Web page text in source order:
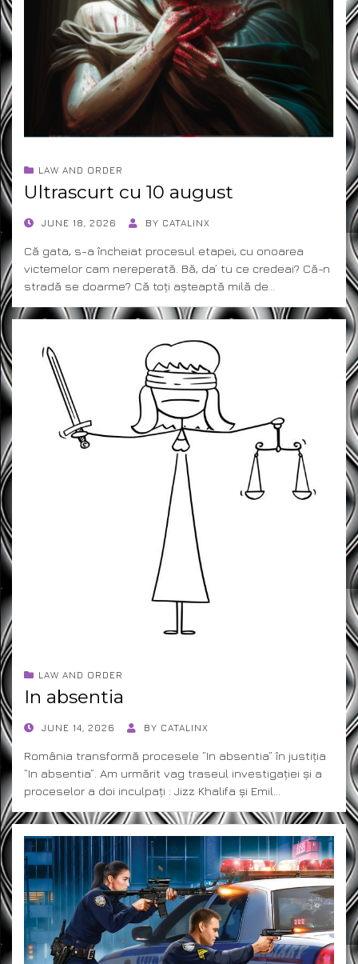
LAW AND ORDER
Ultrascurt cu 10 august
POSTEDJUNE 18, 2026 BY CATALINX
Că gata, s-a încheiat procesul etapei, cu onoarea
victemelor cam nereperată. Bă, da’ tu ce credeai? Că-n
stradă se doarme? Că toți așteaptă milă de…
LAW AND ORDER
In absentia
POSTEDJUNE 14, 2026 BY CATALINX
România transformă procesele ”In absentia” în justiția
”In absentia”. Am urmărit vag traseul investigației și a
proceselor a doi inculpați : Jizz Khalifa și Emil…